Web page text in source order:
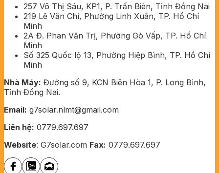
257 Võ Thị Sáu, KP1, P. Trấn Biên, Tỉnh Đồng Nai
219 Lê Văn Chí, Phường Linh Xuân, TP. Hồ Chí
Minh
2A Đ. Phan Văn Trị, Phường Gò Vấp, TP. Hồ Chí
Minh
Số 325 Quốc lộ 13, Phường Hiệp Bình, TP. Hồ Chí
Minh
Nhà Máy: Đường số 9, KCN Biên Hòa 1, P. Long Bình,
Tỉnh Đồng Nai.
Email: g7solar.nlmt@gmail.com
Liên hệ: 0779.697.697
Website: G7solar.com Fax: 0779.697.697